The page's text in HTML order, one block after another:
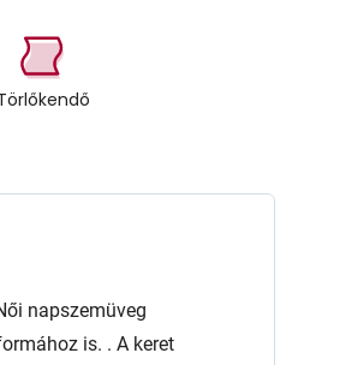
napszemüveg
is. . A keret